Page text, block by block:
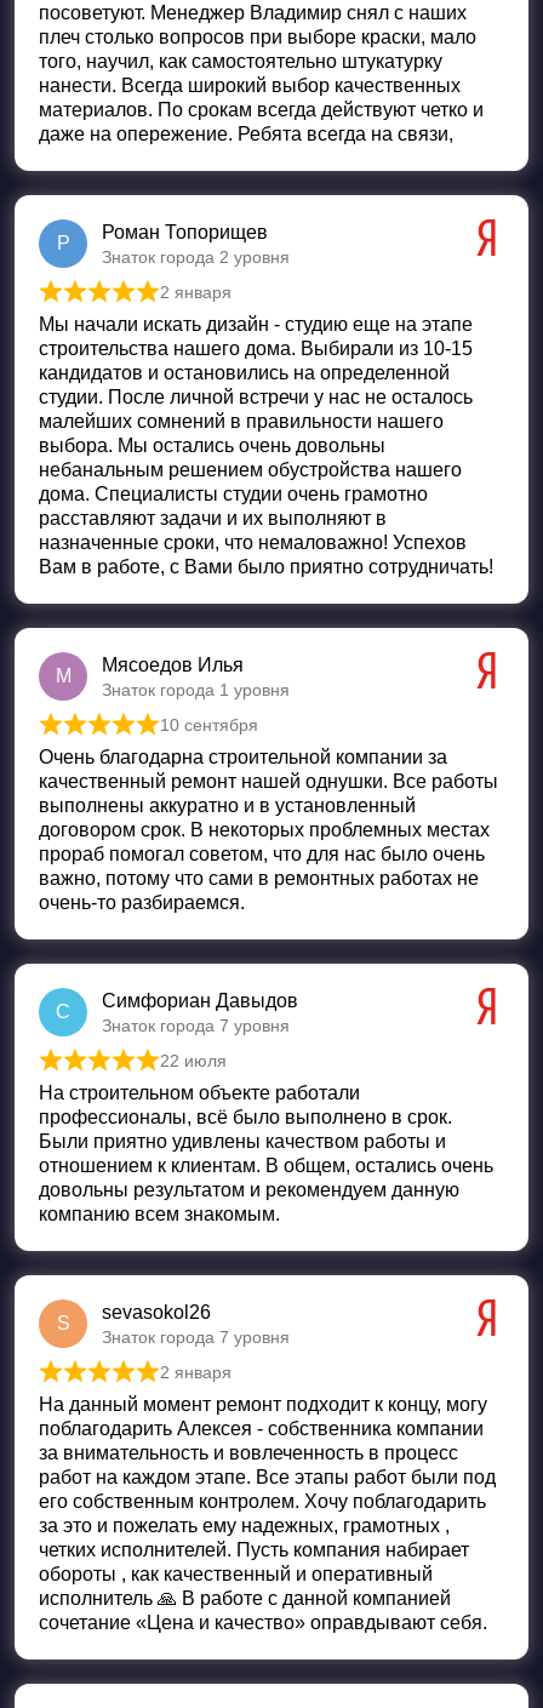
посоветуют. Менеджер Владимир снял с наших
плеч столько вопросов при выборе краски, мало
того, научил, как самостоятельно штукатурку
нанести. Всегда широкий выбор качественных
материалов. По срокам всегда действуют четко и
даже на опережение. Ребята всегда на связи,
Р
Роман Топорищев
Знаток города 2 уровня
Оценка 5из 5
2 января
Мы начали искать дизайн - студию еще на этапе
строительства нашего дома. Выбирали из 10-15
кандидатов и остановились на определенной
студии. После личной встречи у нас не осталось
малейших сомнений в правильности нашего
выбора. Мы остались очень довольны
небанальным решением обустройства нашего
дома. Специалисты студии очень грамотно
расставляют задачи и их выполняют в
назначенные сроки, что немаловажно! Успехов
Вам в работе, с Вами было приятно сотрудничать!
М
Мясоедов Илья
Знаток города 1 уровня
Оценка5 из 5
10 сентября
Очень благодарна строительной компании за
качественный ремонт нашей однушки. Все работы
выполнены аккуратно и в установленный
договором срок. В некоторых проблемных местах
прораб помогал советом, что для нас было очень
важно, потому что сами в ремонтных работах не
очень-то разбираемся.
С
Симфориан Давыдов
Знаток города 7 уровня
Оценка5 из 5
22 июля
На строительном объекте работали
профессионалы, всё было выполнено в срок.
Были приятно удивлены качеством работы и
отношением к клиентам. В общем, остались очень
довольны результатом и рекомендуем данную
компанию всем знакомым.
S
sevasokol26
Знаток города 7 уровня
Оценка 5из 5
2 января
На данный момент ремонт подходит к концу, могу
поблагодарить Алексея - собственника компании
за внимательность и вовлеченность в процесс
работ на каждом этапе. Все этапы работ были под
его собственным контролем. Хочу поблагодарить
за это и пожелать ему надежных, грамотных ,
четких исполнителей. Пусть компания набирает
обороты , как качественный и оперативный
исполнитель 🙏 В работе с данной компанией
сочетание «Цена и качество» оправдывают себя.